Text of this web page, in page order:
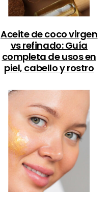
Aceite de coco virgen
vs refinado: Guía
completa de usos en
piel, cabello y rostro